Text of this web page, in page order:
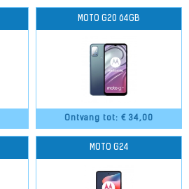
Ontvang tot: € 34,00
MOTO G20 64GB
MOTO G24